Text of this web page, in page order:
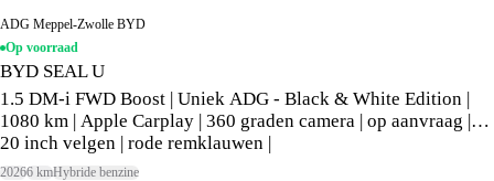
ADG Meppel-Zwolle BYD
Op voorraad
BYD SEAL U
1.5 DM-i FWD Boost | Uniek ADG - Black & White Edition |
1080 km | Apple Carplay | 360 graden camera | op aanvraag |
20 inch velgen | rode remklauwen |
20266 kmHybride benzine